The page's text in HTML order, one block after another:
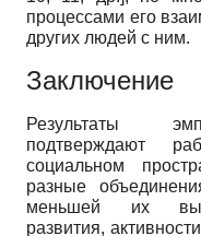
процессами его
других людей с ним.
Заключение
Результаты
подтверждают
социальном
разные
меньшей их
развития,